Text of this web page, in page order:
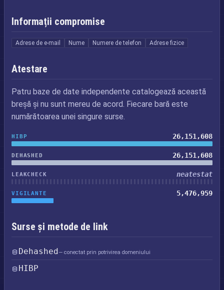
Informații compromise
Adrese de e-mail Nume Numere de telefon Adrese fizice
Atestare
Patru baze de date independente catalogează această
breșă și nu sunt mereu de acord. Fiecare bară este
numărătoarea unei singure surse.
HIBP 26,151,608
DEHASHED 26,151,608
LEAKCHECK neatestat
VIGILANTE 5,476,959
Surse și metode de link
Dehashed— conectat prin potrivirea domeniului
HIBP